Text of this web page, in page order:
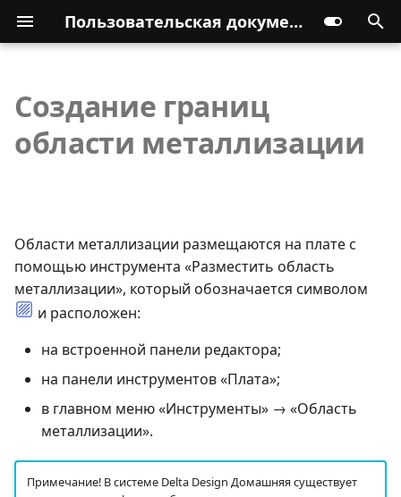
Пользовательская документация
Создание границ
области металлизации
Области металлизации размещаются на плате с
помощью инструмента «Разместить область
металлизации», который обозначается символом
и расположен:
на встроенной панели редактора;
на панели инструментов «Плата»;
в главном меню «Инструменты» → «Область
металлизации».
Примечание! В системе Delta Design Домашняя существует